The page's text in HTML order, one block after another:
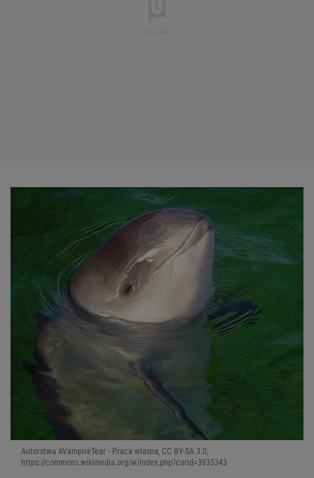
Autorstwa AVampireTear - Praca własna, CC BY-SA 3.0,
https://commons.wikimedia.org/w/index.php?curid=3935343